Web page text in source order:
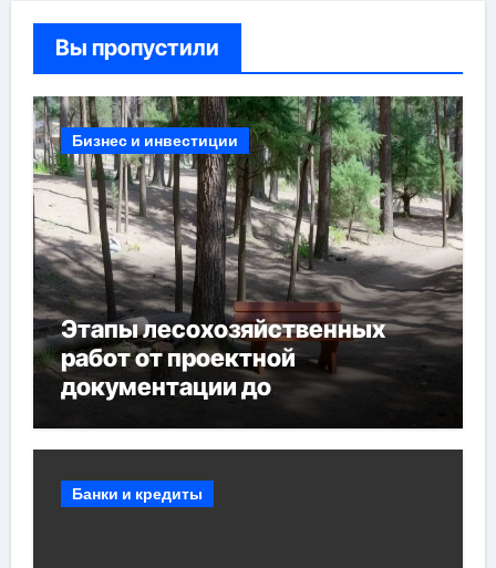
Вы пропустили
Бизнес и инвестиции
Этапы лесохозяйственных
работ от проектной
документации до
мероприятий и обустройства
Банки и кредиты